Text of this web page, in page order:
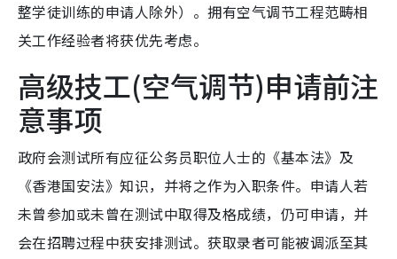
整学徒训练的申请人除外）。拥有空气调节工程范畴相
关工作经验者将获优先考虑。
高级技工(空气调节)申请前注
意事项
政府会测试所有应征公务员职位人士的《基本法》及
《香港国安法》知识，并将之作为入职条件。申请人若
未曾参加或未曾在测试中取得及格成绩，仍可申请，并
会在招聘过程中获安排测试。获取录者可能被调派至其